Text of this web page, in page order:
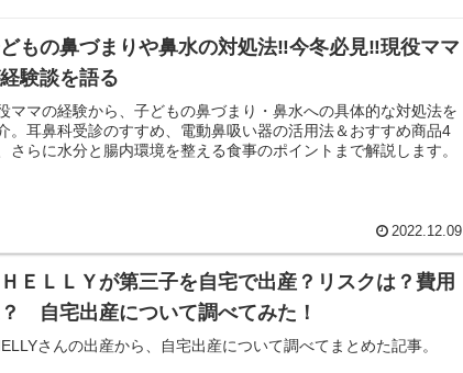
もの鼻づまりや鼻水の対処法‼︎今冬必見‼︎現役ママ
験談を語る
ママの経験から、子どもの鼻づまり・鼻水への具体的な対処法を
。耳鼻科受診のすすめ、電動鼻吸い器の活用法＆おすすめ商品4
さらに水分と腸内環境を整える食事のポイントまで解説します。
2022.12.09
ＨＥＬＬＹが第三子を自宅で出産？リスクは？費用
自宅出産について調べてみた！
さんの出産から、自宅出産について調べてまとめた記事。